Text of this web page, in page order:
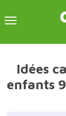
Idées
enfants